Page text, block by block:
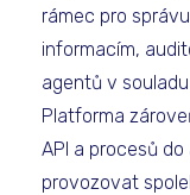
rámec pro
informacím,
agentů v
Platforma
API a procesů
provozovat